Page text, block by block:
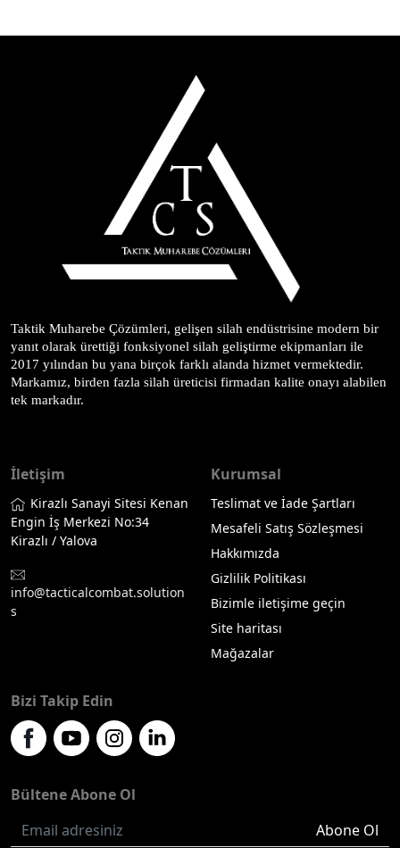
Taktik Muharebe Çözümleri, gelişen silah endüstrisine modern bir
yanıt olarak ürettiği fonksiyonel silah geliştirme ekipmanları ile
2017 yılından bu yana birçok farklı alanda hizmet vermektedir.
Markamız, birden fazla silah üreticisi firmadan kalite onayı alabilen
tek markadır.
İletişim
Kirazlı Sanayi Sitesi Kenan
Engin İş Merkezi No:34
Kirazlı / Yalova
info@tacticalcombat.solution
s
Kurumsal
Teslimat ve İade Şartları
Mesafeli Satış Sözleşmesi
Hakkımızda
Gizlilik Politikası
Bizimle iletişime geçin
Site haritası
Mağazalar
Bizi Takip Edin
Bültene Abone Ol
Abone Ol